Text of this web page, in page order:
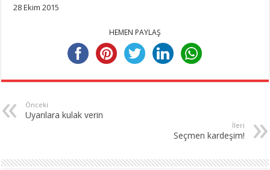
28 Ekim 2015
HEMEN PAYLAŞ
Önceki
Uyarılara kulak verin
İleri
Seçmen kardeşim!